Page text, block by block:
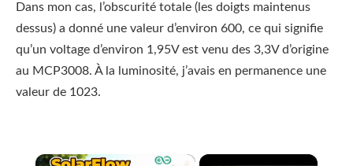
Dans mon cas, l’obscurité totale (les doigts maintenus
dessus) a donné une valeur d’environ 600, ce qui signifie
qu’un voltage d’environ 1,95V est venu des 3,3V d’origine
au MCP3008. À la luminosité, j’avais en permanence une
valeur de 1023.
×